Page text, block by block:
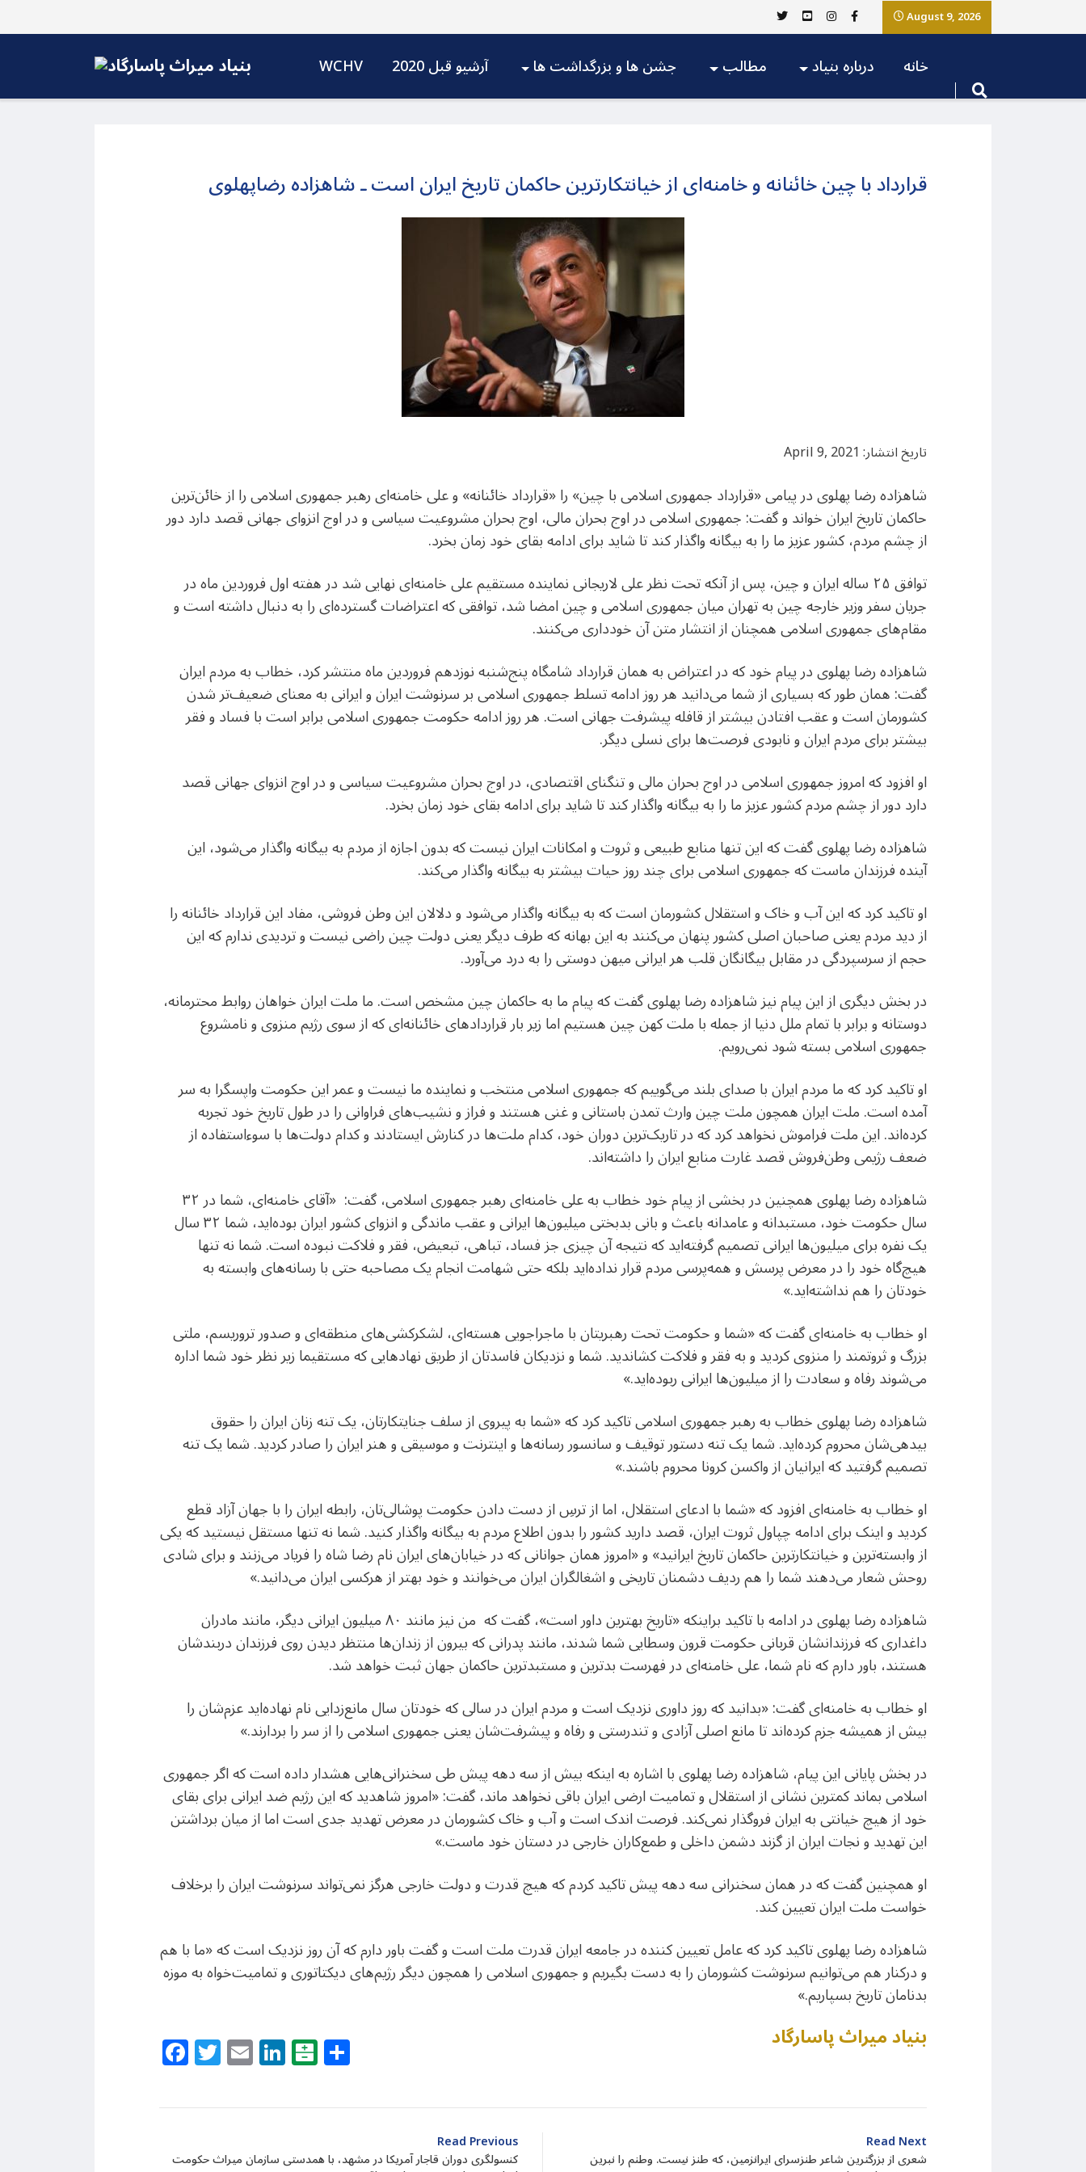
August 9, 2026
WCHV آرشیو قبل 2020 جشن ها و بزرگداشت ها مطالب درباره بنیاد خانه
قرارداد با چین خائنانه و خامنه‌ای از خیانتکارترین حاکمان تاریخ ایران است ـ شاهزاده رضاپهلوی
تاریخ انتشار: April 9, 2021
شاهزاده رضا پهلوی در پیامی «قرارداد جمهوری اسلامی با چین» را «قرارداد خائنانه» و علی خامنه‌ای رهبر جمهوری اسلامی را از خائن‌ترین
حاکمان تاریخ ایران خواند و گفت: جمهوری اسلامی در اوج بحران مالی، اوج بحران مشروعیت سیاسی و در اوج انزوای جهانی قصد دارد دور
از چشم مردم، کشور عزیز ما را به بیگانه واگذار کند تا شاید برای ادامه بقای خود زمان بخرد.
توافق ۲۵ ساله ایران و چین، پس از آنکه تحت نظر علی لاریجانی نماینده مستقیم علی خامنه‌ای نهایی شد در هفته اول فروردین ماه در
جریان سفر وزیر خارجه چین به تهران میان جمهوری اسلامی و چین امضا شد، توافقی که اعتراضات گسترده‌‌ای را به دنبال داشته است و
مقام‌های جمهوری اسلامی همچنان از انتشار متن آن خودداری می‌کنند.
شاهزاده رضا پهلوی در پیام خود که در اعتراض به همان قرارداد شامگاه پنج‌شنبه نوزدهم فروردین ماه منتشر کرد، خطاب به مردم ایران
گفت: همان طور که بسیاری از شما می‌دانید هر روز ادامه تسلط جمهوری اسلامی بر سرنوشت ایران و ایرانی به معنای ضعیف‌تر شدن
کشورمان است و عقب افتادن بیشتر از قافله پیشرفت جهانی است. هر روز ادامه حکومت جمهوری اسلامی برابر است با فساد و فقر
بیشتر برای مردم ایران و نابودی فرصت‌ها برای نسلی دیگر.
او افزود که امروز جمهوری اسلامی در اوج بحران مالی و تنگنای اقتصادی، در اوج بحران مشروعیت سیاسی و در اوج انزوای جهانی قصد
دارد دور از چشم مردم کشور عزیز ما را به بیگانه واگذار کند تا شاید برای ادامه بقای خود زمان بخرد.
شاهزاده رضا پهلوی گفت که این تنها منابع طبیعی و ثروت و امکانات ایران نیست که بدون اجازه از مردم به بیگانه واگذار می‌شود، این
آینده فرزندان ماست که جمهوری اسلامی برای چند روز حیات بیشتر به بیگانه واگذار می‌کند.
او تاکید کرد که این آب و خاک و استقلال کشورمان است که به بیگانه واگذار می‌شود و دلالان این وطن فروشی، مفاد این قرارداد خائنانه را
از دید مردم یعنی صاحبان اصلی کشور پنهان می‌کنند به این بهانه که طرف دیگر یعنی دولت چین راضی نیست و تردیدی ندارم که این
حجم از سرسپردگی در مقابل بیگانگان قلب هر ایرانی میهن دوستی را به درد می‌آورد.
در بخش دیگری از این پیام نیز شاهزاده رضا پهلوی گفت که پیام ما به حاکمان چین مشخص است. ما ملت ایران خواهان روابط محترمانه،
دوستانه و برابر با تمام ملل دنیا از جمله با ملت کهن چین هستیم اما زیر بار قراردادهای خائنانه‌ای که از سوی رژیم منزوی و نامشروع
جمهوری اسلامی بسته شود نمی‌رویم.
او تاکید کرد که ما مردم ایران با صدای بلند می‌گوییم که جمهوری اسلامی منتخب و نماینده ما نیست و عمر این حکومت واپسگرا به سر
آمده است. ملت ایران همچون ملت چین وارث تمدن باستانی و غنی هستند و فراز و نشیب‌های فراوانی را در طول تاریخ خود تجربه
کرده‌اند. این ملت فراموش نخواهد کرد که در تاریک‌ترین دوران خود، کدام ملت‌ها در کنارش ایستادند و کدام دولت‌ها با سوء‌استفاده از
ضعف رژیمی وطن‌فروش قصد غارت منابع ایران را داشته‌اند.
شاهزاده رضا پهلوی همچنین در بخشی از پیام خود خطاب به علی خامنه‌ای رهبر جمهوری اسلامی، گفت: «آقای خامنه‌ای، شما در ۳۲
سال حکومت خود، مستبدانه و عامدانه باعث و بانی بدبختی میلیون‌ها ایرانی و عقب ماندگی و انزوای کشور ایران بوده‌اید، شما ۳۲ سال
یک نفره برای میلیون‌ها ایرانی تصمیم گرفته‌اید که نتیجه آن چیزی جز فساد، تباهی، تبعیض، فقر و فلاکت نبوده است. شما نه تنها
هیچ‌گاه خود را در معرض پرسش و همه‌پرسی مردم قرار نداده‌اید بلکه حتی شهامت انجام یک مصاحبه حتی با رسانه‌های وابسته به
خودتان را هم نداشته‌اید.»
او خطاب به خامنه‌ای گفت که «شما و حکومت تحت رهبریتان با ماجراجویی هسته‌ای، لشکرکشی‌های منطقه‌ای و صدور تروریسم، ملتی
بزرگ و ثروتمند را منزوی کردید و به فقر و فلاکت کشاندید. شما و نزدیکان فاسدتان از طریق نهادهایی که مستقیما زیر نظر خود شما اداره
می‌شوند رفاه و سعادت را از میلیون‌ها ایرانی ربوده‌اید.»
شاهزاده رضا پهلوی خطاب به رهبر جمهوری اسلامی تاکید کرد که «شما به پیروی از سلف جنایتکارتان، یک تنه زنان ایران را حقوق
بیدهی‌شان محروم کرده‌اید. شما یک تنه دستور توقیف و سانسور رسانه‌ها و اینترنت و موسیقی و هنر ایران را صادر کردید. شما یک تنه
تصمیم گرفتید که ایرانیان از واکسن کرونا محروم باشند.»
او خطاب به خامنه‌ای افزود که «شما با ادعای استقلال، اما از ترسِ از دست دادن حکومت پوشالی‌تان، رابطه ایران را با جهان آزاد قطع
کردید و اینک برای ادامه چپاول ثروت ایران، قصد دارید کشور را بدون اطلاع مردم به بیگانه واگذار کنید. شما نه تنها مستقل نیستید که یکی
از وابسته‌ترین و خیانتکارترین حاکمان تاریخ ایرانید» و «امروز همان جوانانی که در خیابان‌های ایران نام رضا شاه را فریاد می‌زنند و برای شادی
روحش شعار می‌دهند شما را هم ردیف دشمنان تاریخی و اشغالگران ایران می‌خوانند و خود بهتر از هرکسی ایران می‌دانید.»
شاهزاده رضا پهلوی در ادامه با تاکید براینکه «تاریخ بهترین داور است»، گفت که من نیز مانند ۸۰ میلیون ایرانی دیگر، مانند مادران
داغداری که فرزندانشان قربانی حکومت قرون وسطایی شما شدند، مانند پدرانی که بیرون از زندان‌ها منتظر دیدن روی فرزندان دربندشان
هستند، باور دارم که نام شما، علی خامنه‌ای در فهرست بدترین و مستبدترین حاکمان جهان ثبت خواهد شد.
او خطاب به خامنه‌ای گفت: «بدانید که روز داوری نزدیک است و مردم ایران در سالی که خودتان سال مانع‌زدایی نام نهاده‌اید عزم‌شان را
بیش از همیشه جزم کرده‌اند تا مانع اصلی آزادی و تندرستی و رفاه و پیشرفت‌شان یعنی جمهوری اسلامی را از سر را بردارند.»
در بخش پایانی این پیام، شاهزاده رضا پهلوی با اشاره به اینکه بیش از سه دهه پیش طی سخنرانی‌هایی هشدار داده است که اگر جمهوری
اسلامی بماند کمترین نشانی از استقلال و تمامیت ارضی ایران باقی نخواهد ماند، گفت: «امروز شاهدید که این رژیم ضد ایرانی برای بقای
خود از هیچ خیانتی به ایران فروگذار نمی‌کند. فرصت اندک است و آب و خاک کشورمان در معرض تهدید جدی است اما از میان برداشتن
این تهدید و نجات ایران از گزند دشمن داخلی و طمع‌کاران خارجی در دستان خود ماست.»
او همچنین گفت که در همان سخنرانی‌ سه دهه پیش تاکید کردم که هیچ قدرت و دولت خارجی هرگز نمی‌تواند سرنوشت ایران را برخلاف
خواست ملت ایران تعیین کند.
شاهزاده رضا پهلوی تاکید کرد که عامل تعیین کننده در جامعه ایران قدرت ملت است و گفت باور دارم که آن روز نزدیک است که «ما با هم
و درکنار هم می‌توانیم سرنوشت کشورمان را به دست بگیریم و جمهوری اسلامی را همچون دیگر رژیم‌های دیکتاتوری و تمامیت‌خواه به موزه
بدنامان تاریخ بسپاریم.»
Facebook
Twitter
EmailLinkedIn
Balatarin بنیاد میراث پاسارگاد
Read Previous
کنسولگری دوران قاجار آمریکا در مشهد، با همدستی سازمان میراث حکومت
Read Next
شعری از بزرگترین شاعر طنزسرای ایرانزمین، که طنز نیست. وطنم را نبرین